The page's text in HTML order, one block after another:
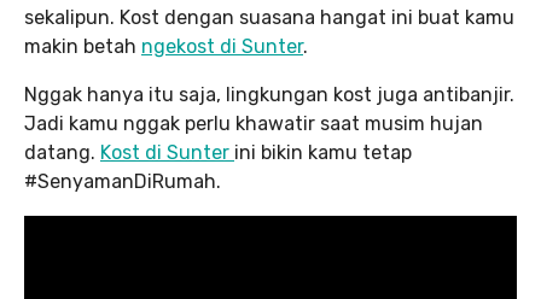
sekalipun. Kost dengan suasana hangat ini buat kamu
makin betah ngekost di Sunter.
Nggak hanya itu saja, lingkungan kost juga antibanjir.
Jadi kamu nggak perlu khawatir saat musim hujan
datang. Kost di Sunter ini bikin kamu tetap
#SenyamanDiRumah.